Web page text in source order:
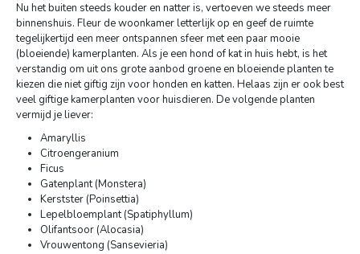
Nu het buiten steeds kouder en natter is, vertoeven we steeds meer
binnenshuis. Fleur de woonkamer letterlijk op en geef de ruimte
tegelijkertijd een meer ontspannen sfeer met een paar mooie
(bloeiende) kamerplanten. Als je een hond of kat in huis hebt, is het
verstandig om uit ons grote aanbod groene en bloeiende planten te
kiezen die niet giftig zijn voor honden en katten. Helaas zijn er ook best
veel giftige kamerplanten voor huisdieren. De volgende planten
vermijd je liever:
Amaryllis
Citroengeranium
Ficus
Gatenplant (Monstera)
Kerstster (Poinsettia)
Lepelbloemplant (Spatiphyllum)
Olifantsoor (Alocasia)
Vrouwentong (Sansevieria)